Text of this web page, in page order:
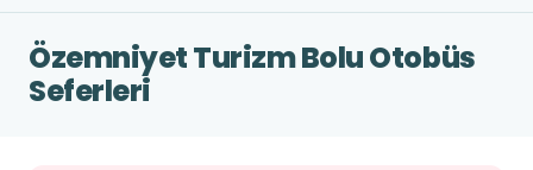
Özemniyet Turizm Bolu Otobüs
Seferleri